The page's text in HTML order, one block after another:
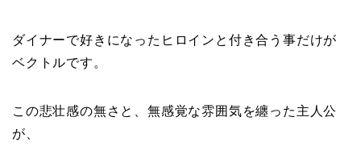
ダイナーで好きになったヒロインと付き合う事だけが
ベクトルです。
この悲壮感の無さと、無感覚な雰囲気を纏った主人公
が、